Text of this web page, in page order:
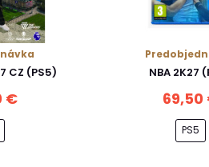
CZ (PS5)
€
NBA 2K27
69,50
PS5